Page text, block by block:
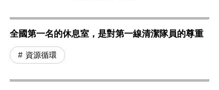
全國第一名的休息室，是對第一線清潔隊員的尊重
資源循環